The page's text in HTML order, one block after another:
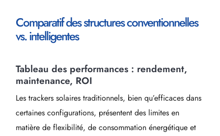
Comparatif des structures conventionnelles
vs. intelligentes
Tableau des performances : rendement,
maintenance, ROI
Les trackers solaires traditionnels, bien qu’efficaces dans
certaines configurations, présentent des limites en
matière de flexibilité, de consommation énergétique et